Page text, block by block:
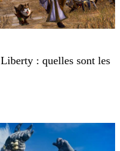
: quelles sont les